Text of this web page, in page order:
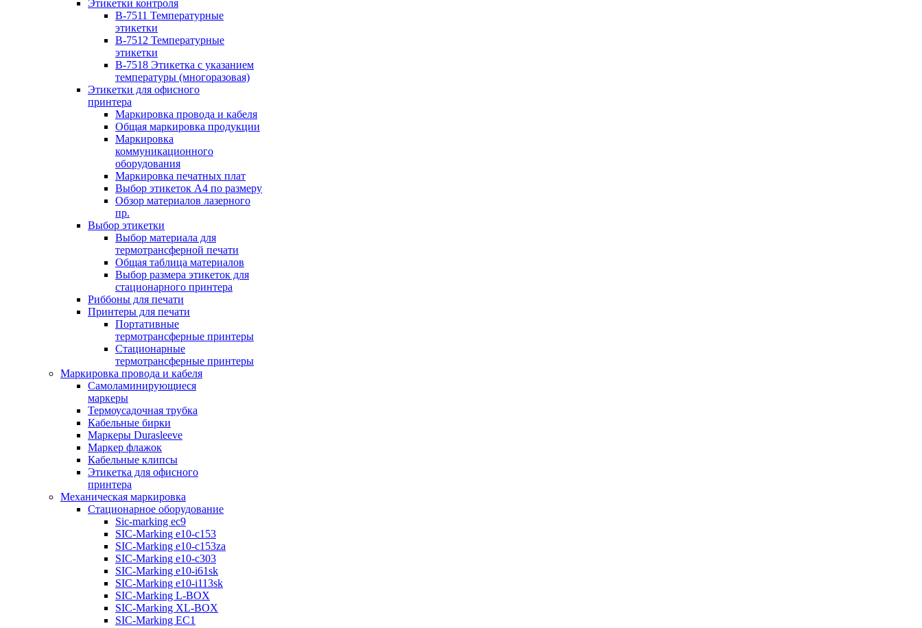
Этикетки контроля
B-7511 Температурные
этикетки
B-7512 Температурные
этикетки
B-7518 Этикетка с указанием
температуры (многоразовая)
Этикетки для офисного
принтера
Маркировка провода и кабеля
Общая маркировка продукции
Маркировка
коммуникационного
оборудования
Маркировка печатных плат
Выбор этикеток А4 по размеру
Обзор материалов лазерного
пр.
Выбор этикетки
Выбор материала для
термотрансферной печати
Общая таблица материалов
Выбор размера этикеток для
стационарного принтера
Риббоны для печати
Принтеры для печати
Портативные
термотрансферные принтеры
Стационарные
термотрансферные принтеры
Маркировка провода и кабеля
Самоламинирующиеся
маркеры
Термоусадочная трубка
Кабельные бирки
Маркеры Durasleeve
Маркер флажок
Кабельные клипсы
Этикетка для офисного
принтера
Механическая маркировка
Стационарное оборудование
Sic-marking ec9
SIC-Marking e10-c153
SIC-Marking e10-c153za
SIC-Marking e10-c303
SIC-Marking e10-i61sk
SIC-Marking e10-i113sk
SIC-Marking L-BOX
SIC-Marking XL-BOX
SIC-Marking EC1